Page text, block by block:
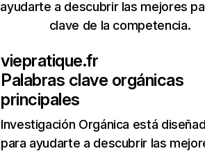
ayudarte a descubrir las mejores
clave de la competencia.
viepratique.fr
Palabras clave orgánicas
principales
Investigación Orgánica está
para ayudarte a descubrir las